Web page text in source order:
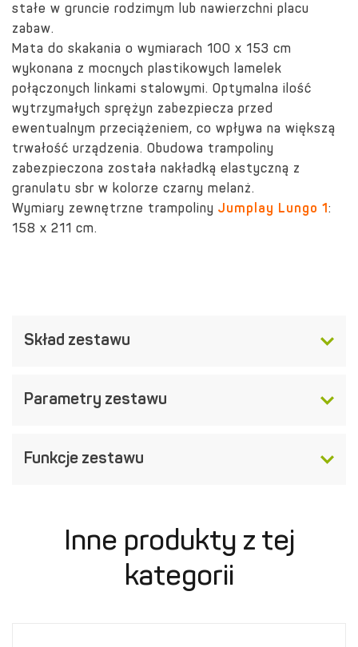
stałe w gruncie rodzimym lub nawierzchni placu
zabaw.
Mata do skakania o wymiarach 100 x 153 cm
wykonana z mocnych plastikowych lamelek
połączonych linkami stalowymi. Optymalna ilość
wytrzymałych sprężyn zabezpiecza przed
ewentualnym przeciążeniem, co wpływa na większą
trwałość urządzenia. Obudowa trampoliny
zabezpieczona została nakładką elastyczną z
granulatu sbr w kolorze czarny melanż.
Wymiary zewnętrzne trampoliny Jumplay Lungo 1 :
158 x 211 cm.
Skład zestawu
Parametry zestawu
Funkcje zestawu
Inne produkty z tej
kategorii